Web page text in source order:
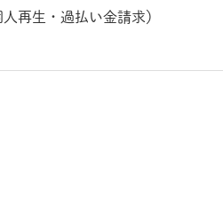
再生・過払い金請求）